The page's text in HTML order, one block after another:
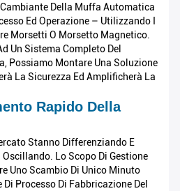
Della Muffa Automatica
Ed Operazione – Utilizzando I
Morsetti O Morsetto Magnetico.
Un Sistema Completo Del
Possiamo Montare Una Soluzione
La Sicurezza Ed Amplificherà La
Rapido Della
Stanno Differenziando E
Lo Scopo Di Gestione
Uno Scambio Di Unico Minuto
Processo Di Fabbricazione Del